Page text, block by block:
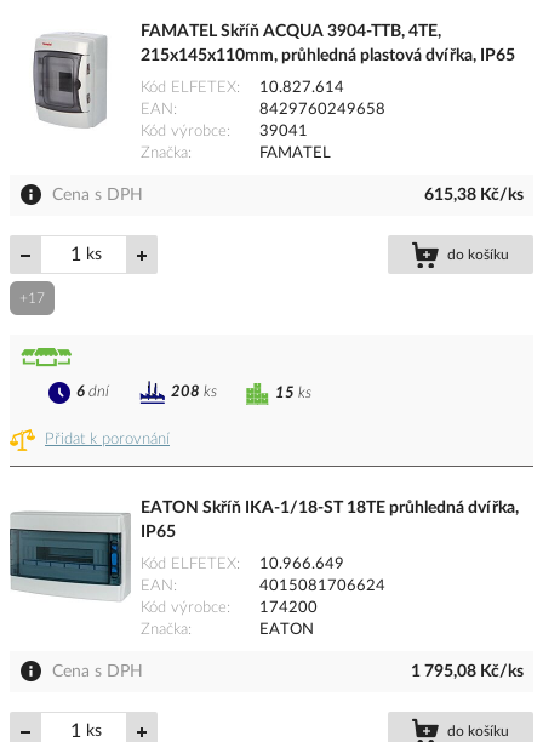
FAMATEL Skříň ACQUA 3904-TTB, 4TE,
215x145x110mm, průhledná plastová dvířka, IP65
Kód ELFETEX
10.827.614
EAN
8429760249658
Kód výrobce
39041
Značka
FAMATEL
Cena s DPH 615,38 Kč/ks
ks do košíku
+17
Přidat k porovnání
15 ks
6 dní 208 ks
EATON Skříň IKA-1/18-ST 18TE průhledná dvířka,
IP65
Kód ELFETEX
10.966.649
EAN
4015081706624
Kód výrobce
174200
Značka
EATON
Cena s DPH 1 795,08 Kč/ks
ks do košíku